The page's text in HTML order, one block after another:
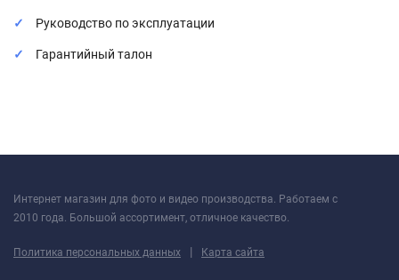
Руководство по эксплуатации
Гарантийный талон
Интернет магазин для фото и видео производства. Работаем с
2010 года. Большой ассортимент, отличное качество.
Политика персональных данных | Карта сайта